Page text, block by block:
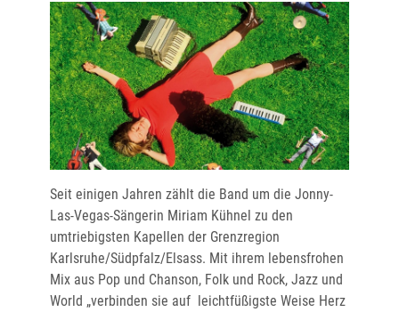
Seit einigen Jahren zählt die Band um die Jonny-
Las-Vegas-Sängerin Miriam Kühnel zu den
umtriebigsten Kapellen der Grenzregion
Karlsruhe/Südpfalz/Elsass. Mit ihrem lebensfrohen
Mix aus Pop und Chanson, Folk und Rock, Jazz und
World „verbinden sie auf leichtfüßigste Weise Herz